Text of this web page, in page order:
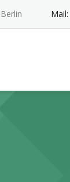
Mail: